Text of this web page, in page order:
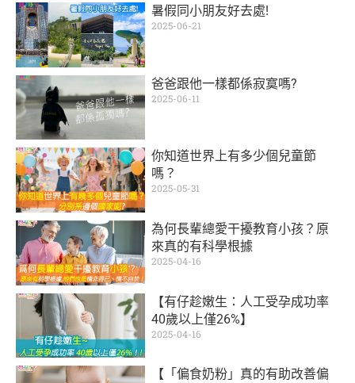
暑假同小朋友好去處!
2025-06-21
爸爸跟他一樣都係寂寞嗎?
2025-06-11
你知道世界上有多少個兒童節
嗎？
2025-05-31
為何長輩總愛干擾教育小孩？原
來真的有科學根據
2025-04-16
【有仔趁嫩生：人工受孕成功率
40歲以上僅26%】
2025-04-16
【「偏食奶粉」真的有助改善偏